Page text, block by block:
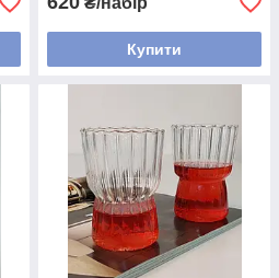
Купити